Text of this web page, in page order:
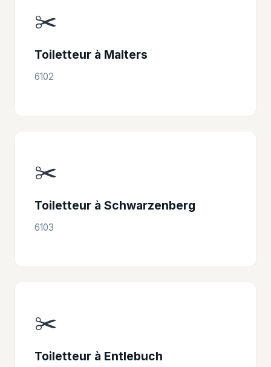
✂️
Toiletteur à Malters
6102
✂️
Toiletteur à Schwarzenberg
6103
✂️
Toiletteur à Entlebuch